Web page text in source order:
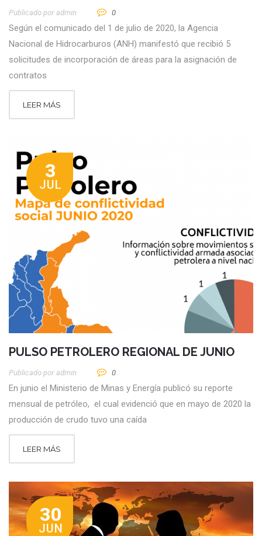
Publicado por Admin 0
Según el comunicado del 1 de julio de 2020, la Agencia
Nacional de Hidrocarburos (ANH) manifestó que recibió 5
solicitudes de incorporación de áreas para la asignación de
contratos
LEER MÁS
3
JUL
PULSO PETROLERO REGIONAL DE JUNIO
Publicado por Admin 0
En junio el Ministerio de Minas y Energía publicó su reporte
mensual de petróleo, el cual evidenció que en mayo de 2020 la
producción de crudo tuvo una caída
LEER MÁS
30
JUN